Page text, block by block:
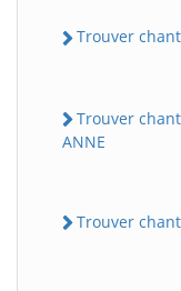
Trouver
Trouver
ANNE
Trouver